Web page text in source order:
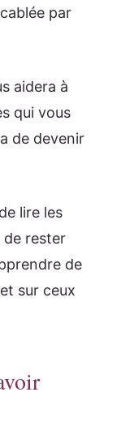
par
aidera à
qui vous
de devenir
lire les
de rester
de
sur ceux